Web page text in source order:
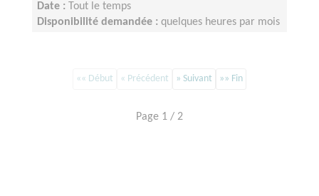
Date :
Tout le temps
Disponibilité demandée : quelques heures par mois
«« Début « Précédent » Suivant »» Fin
Page 1 / 2